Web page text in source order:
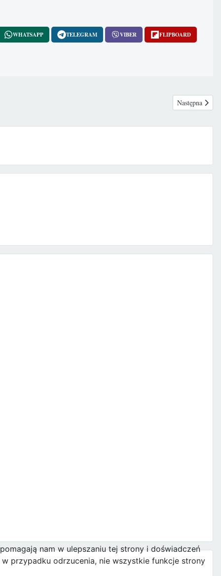
WHATSAPP TELEGRAM VIBER FLIPBOARD
Następna
Następna
nam w ulepszaniu tej strony i doświadczeń
przypadku odrzucenia, nie wszystkie funkcje strony